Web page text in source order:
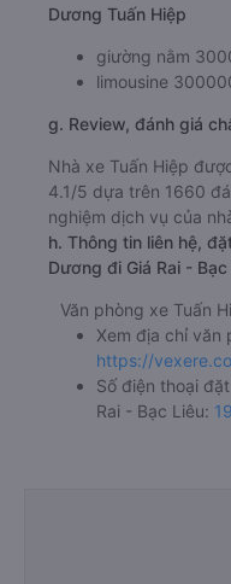
Dương Tuấn Hiệp
giường nằm
limousine
g. Review, đánh giá
Nhà xe Tuấn Hiệp
4.1/5 dựa trên 1660
nghiệm dịch vụ của
h. Thông tin liên hệ,
Dương đi Giá Rai -
Văn phòng xe Tuấn
Xem địa chỉ văn
https://
Số điện thoại
Rai - Bạc Liêu: